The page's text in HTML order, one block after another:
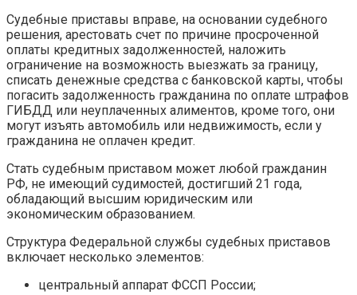
Судебные приставы вправе, на основании судебного
решения, арестовать счет по причине просроченной
оплаты кредитных задолженностей, наложить
ограничение на возможность выезжать за границу,
списать денежные средства с банковской карты, чтобы
погасить задолженность гражданина по оплате штрафов
ГИБДД или неуплаченных алиментов, кроме того, они
могут изъять автомобиль или недвижимость, если у
гражданина не оплачен кредит.
Стать судебным приставом может любой гражданин
РФ, не имеющий судимостей, достигший 21 года,
обладающий высшим юридическим или
экономическим образованием.
Структура Федеральной службы судебных приставов
включает несколько элементов:
центральный аппарат ФССП России;